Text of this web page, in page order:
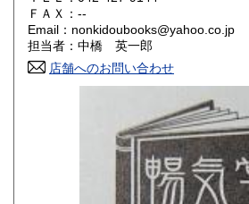
香川県 180円 愛媛県
高知県
180円 長崎
180円 大分
180円 鹿児
ＦＡＸ：--
Email：nonkidoubooks@yahoo.co.jp
担当者：中橋 英一郎
店舗へのお問い合わせ